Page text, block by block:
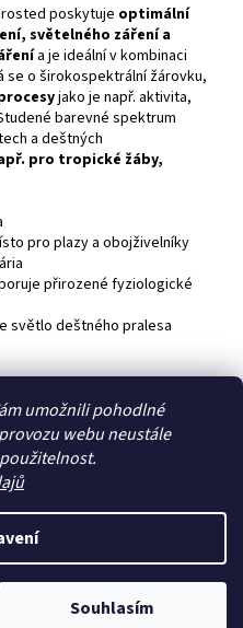
umožnili pohodlné
webu neustále
Souhlasím
poskytuje optimální
světelného záření a
a je ideální v kombinaci
se o širokospektrální žárovku,
jako je např. aktivita,
barevné spektrum
a deštných
pro tropické žáby,
pro plazy a obojživelníky
přirozené fyziologické
světlo deštného pralesa
Shoptet
. Všechna práva vyhrazena.